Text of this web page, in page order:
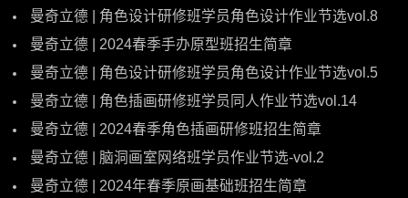
曼奇立德 | 角色设计研修班学员角色设计作业节选vol.8
曼奇立德 | 2024春季手办原型班招生简章
曼奇立德 | 角色设计研修班学员角色设计作业节选vol.5
曼奇立德 | 角色插画研修班学员同人作业节选vol.14
曼奇立德 | 2024春季角色插画研修班招生简章
曼奇立德 | 脑洞画室网络班学员作业节选-vol.2
曼奇立德 | 2024年春季原画基础班招生简章